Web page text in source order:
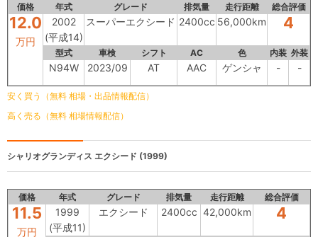
価格 年式 グレード 排気量 走行距離 総合評価
12.0
万円
2002
(平成14)
スーパーエクシード 2400cc 56,000km 4
型式 車検 シフト AC 色 内装 外装
N94W 2023/09 AT AAC ゲンシャ - -
安く買う（無料 相場・出品情報配信）
高く売る（無料 相場情報配信）
シャリオグランディス エクシード (1999)
価格 年式 グレード 排気量 走行距離 総合評価
11.5
万円
1999
(平成11)
エクシード 2400cc 42,000km 4